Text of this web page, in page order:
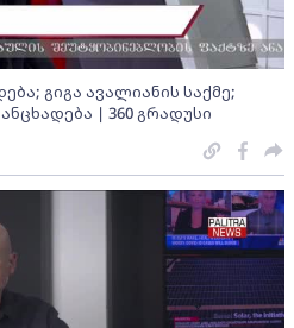
გიგა ავალიანის საქმე;
| 360 გრადუსი